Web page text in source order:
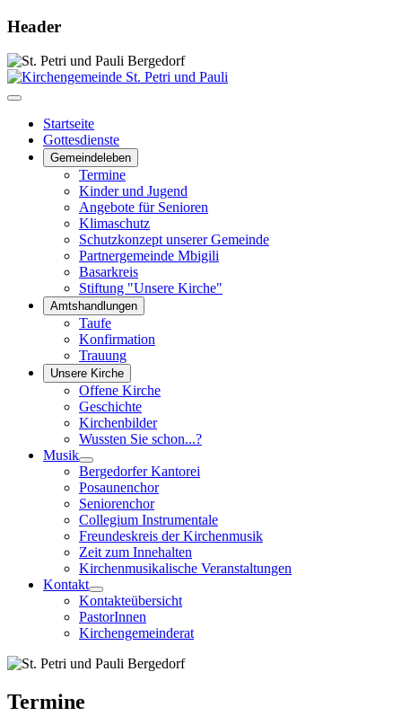
Header
Startseite
Gottesdienste
Gemeindeleben
Termine
Kinder und Jugend
Angebote für Senioren
Klimaschutz
Schutzkonzept unserer Gemeinde
Partnergemeinde Mbigili
Basarkreis
Stiftung "Unsere Kirche"
Amtshandlungen
Taufe
Konfirmation
Trauung
Unsere Kirche
Offene Kirche
Geschichte
Kirchenbilder
Wussten Sie schon...?
Musik
Bergedorfer Kantorei
Posaunenchor
Seniorenchor
Collegium Instrumentale
Freundeskreis der Kirchenmusik
Zeit zum Innehalten
Kirchenmusikalische Veranstaltungen
Kontakt
Kontakteübersicht
PastorInnen
Kirchengemeinderat
Termine